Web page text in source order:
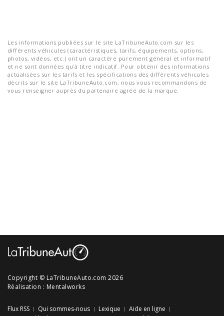
Les informations publiées sur le site LaTribuneAuto.com sur les
différents véhicules (caractéristiques, tarifs, équipements, options,
photos, vidéos, etc.) ont un caractère purement général et informatif
et ne sont données qu'à titre indicatif. Pour obtenir des informations
actualisées sur les tarifs et les spécifications des différents véhicules
décrits sur le site LaTribuneAuto.com, nous vous recommandons de
vous renseigner auprès du partenaire agréé de la marque.
Copyright © LaTribuneAuto.com 2026
Réalisation : Mentalworks
Flux RSS Qui sommes-nous Lexique
Aide en ligne